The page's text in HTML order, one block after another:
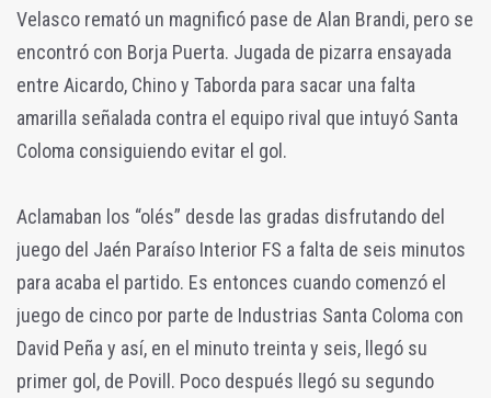
Velasco remató un magnificó pase de Alan Brandi, pero se
encontró con Borja Puerta. Jugada de pizarra ensayada
entre Aicardo, Chino y Taborda para sacar una falta
amarilla señalada contra el equipo rival que intuyó Santa
Coloma consiguiendo evitar el gol.
Aclamaban los “olés” desde las gradas disfrutando del
juego del Jaén Paraíso Interior FS a falta de seis minutos
para acaba el partido. Es entonces cuando comenzó el
juego de cinco por parte de Industrias Santa Coloma con
David Peña y así, en el minuto treinta y seis, llegó su
primer gol, de Povill. Poco después llegó su segundo